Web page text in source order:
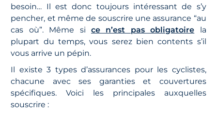
besoin… Il est donc toujours intéressant de s’y
pencher, et même de souscrire une assurance “au
cas où”. Même si ce n’est pas obligatoire la
plupart du temps, vous serez bien contents s’il
vous arrive un pépin.
Il existe 3 types d’assurances pour les cyclistes,
chacune avec ses garanties et couvertures
spécifiques. Voici les principales auxquelles
souscrire :